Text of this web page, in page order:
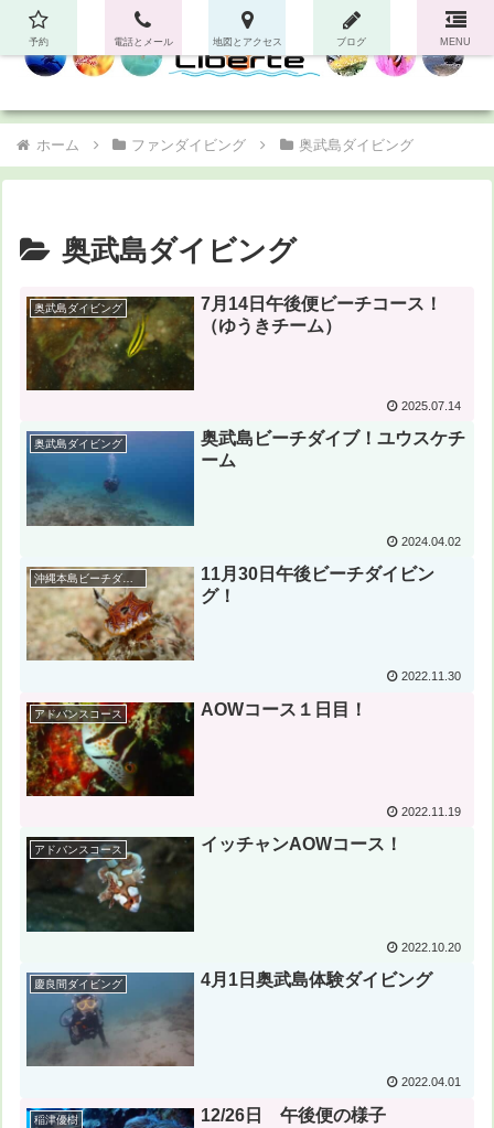
ホーム ファンダイビング 奥武島ダイビング
奥武島ダイビング
奥武島ダイビング
7月14日午後便ビーチコース！
（ゆうきチーム）
2025.07.14
奥武島ダイビング
奥武島ビーチダイブ！ユウスケチ
ーム
2024.04.02
沖縄本島ビーチダイビング
11月30日午後ビーチダイビン
グ！
2022.11.30
アドバンスコース AOWコース１日目！
2022.11.19
アドバンスコース イッチャンAOWコース！
2022.10.20
慶良間ダイビング 4月1日奥武島体験ダイビング
2022.04.01
稲津優樹 12/26日 午後便の様子
予約 電話とメール 地図とアクセス ブログ MENU